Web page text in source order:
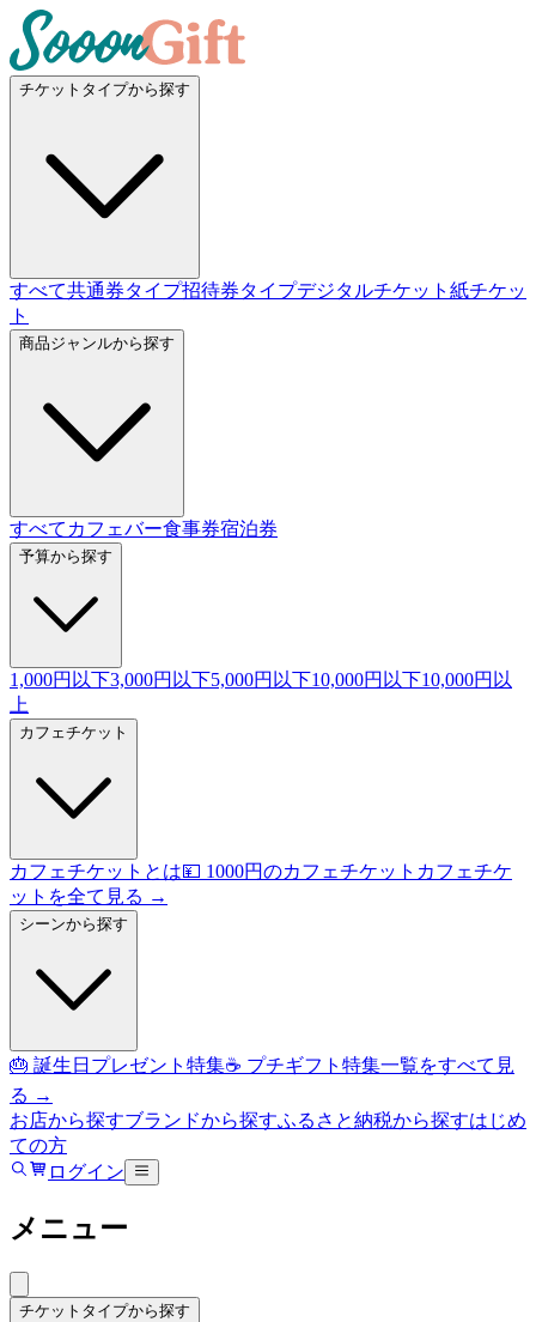
チケットタイプから探す
すべて共通券タイプ招待券タイプデジタルチケット 紙チケッ
ト
商品ジャンルから探す
すべて カフェバー食事券宿泊券
予算から探す
1,000円以下3,000円以下5,000円以下10,000円以下10,000円以
上
カフェチケット
カフェチケットとは💴 1000円のカフェチケット カフェチケ
ットを全て見る →
シーンから探す
🎂 誕生日プレゼント特集☕ プチギフト特集一覧をすべて見
る →
お店から探すブランドから探すふるさと納税から探すはじめ
ての方
ログイン
メニュー
チケットタイプから探す